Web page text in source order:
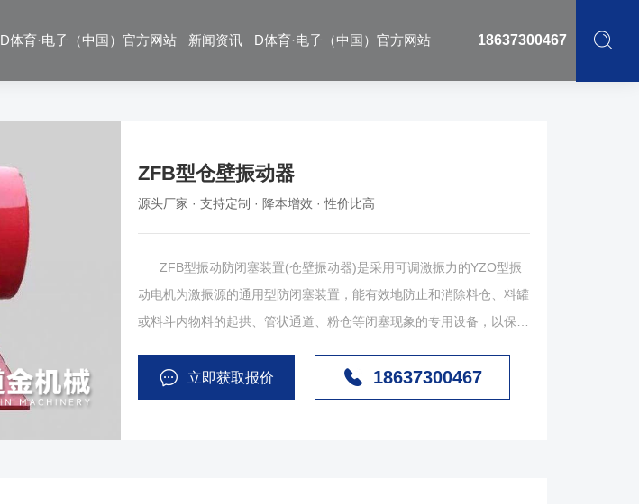
D体育·电子（中国）官方网站 新闻资讯 D体育·电子（中国）官方网站 18637300467
ZFB型仓壁振动器
源头厂家 · 支持定制 · 降本增效 · 性价比高
ZFB型振动防闭塞装置(仓壁振动器)是采用可调激振力的YZO型振
动电机为激振源的通用型防闭塞装置，能有效地防止和消除料仓、料罐
或料斗内物料的起拱、管状通道、粉仓等闭塞现象的专用设备，以保证
铸造、轻工、粮食、交通等各种行业。1、该类型设备常用电压380V，
如需其他类型电压选购时请注明；2、本设备基础采用螺栓固定也可直
立即获取报价 18637300467